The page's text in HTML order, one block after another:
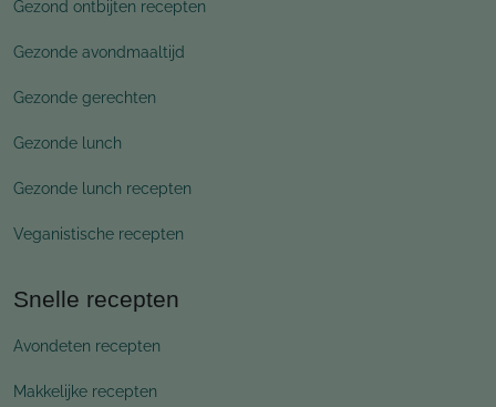
Gezond ontbijten recepten
Gezonde avondmaaltijd
Gezonde gerechten
Gezonde lunch
Gezonde lunch recepten
Veganistische recepten
Snelle recepten
Avondeten recepten
Makkelijke recepten